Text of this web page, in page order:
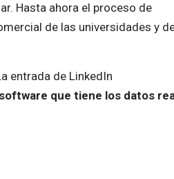
Hasta ahora el proceso de
de las universidades y
entrada de LinkedIn
que tiene los datos